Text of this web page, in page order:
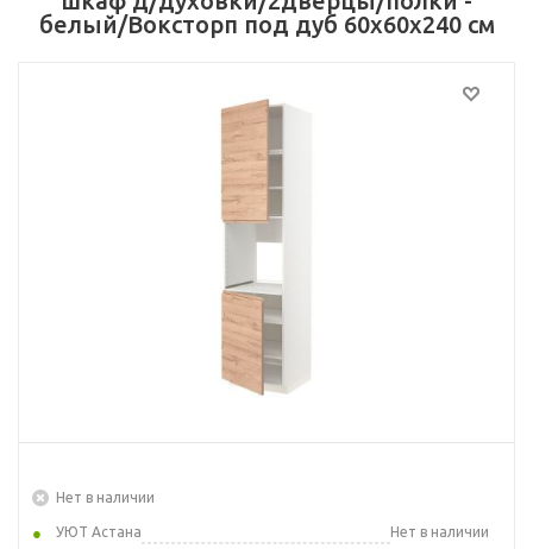
белый/Воксторп под дуб 60x60x240 см
Нет в наличии
УЮТ Астана
Нет в наличии